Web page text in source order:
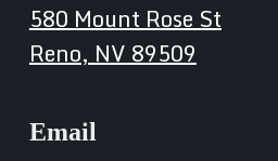
580 Mount Rose St
Reno, NV 89509
Email